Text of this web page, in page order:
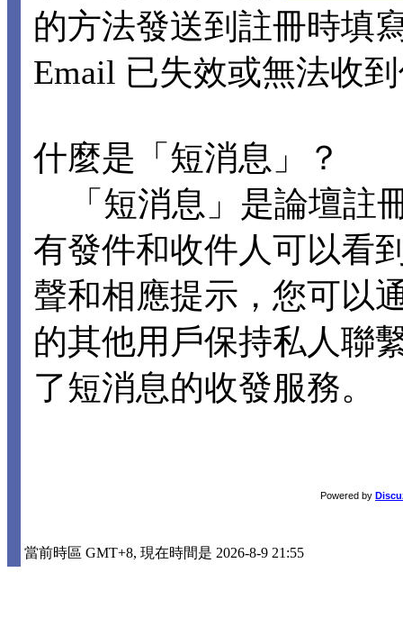
的方法發送到註冊時填
Email 已失效或無法收
什麼是「短消息」？
「短消息」是論壇註
有發件和收件人可以看
聲和相應提示，您可以
的其他用戶保持私人聯
了短消息的收發服務。
Powered by
當前時區 GMT+8, 現在時間是 2026-8-9 21:55